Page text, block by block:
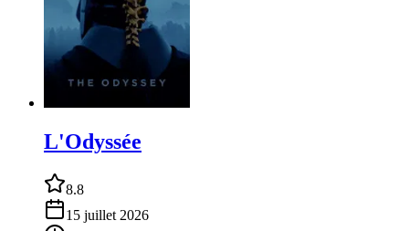
L'Odyssée
8.8
15 juillet 2026